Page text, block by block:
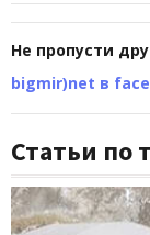
Не пропусти
bigmir)net в
Статьи по